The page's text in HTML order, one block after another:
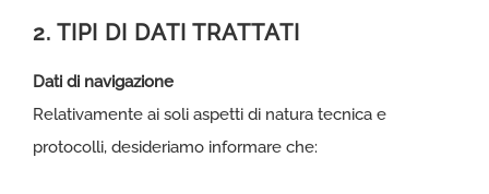
2. TIPI DI DATI TRATTATI
Dati di navigazione
Relativamente ai soli aspetti di natura tecnica e
protocolli, desideriamo informare che: